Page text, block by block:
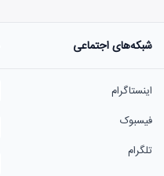
شبکه‌های اجتماعی
اینستاگرام
فیسبوک
تلگرام